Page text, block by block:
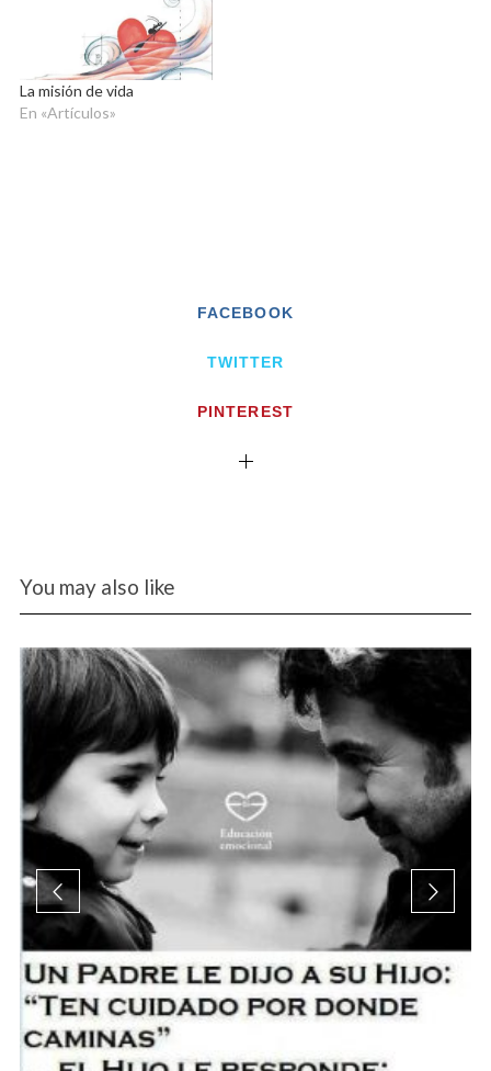
La misión de vida
En «Artículos»
FACEBOOK
TWITTER
PINTEREST
You may also like